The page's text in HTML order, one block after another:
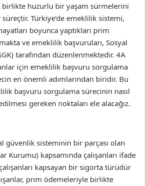
birlikte huzurlu bir yaşam sürmelerini
Türkiye’de emeklilik sistemi,
boyunca yaptıkları prim
ve emeklilik başvuruları, Sosyal
tarafından düzenlenmektedir. 4A
için emeklilik başvuru sorgulama
en önemli adımlarından biridir. Bu
başvuru sorgulama sürecinin nasıl
gereken noktaları ele alacağız.
güvenlik sisteminin bir parçası olan
Kurumu) kapsamında çalışanları ifade
kapsayan bir sigorta türüdür
prim ödemeleriyle birlikte